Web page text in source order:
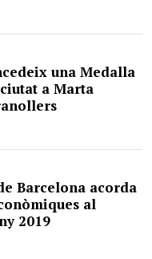
una Medalla
a Marta
Barcelona acorda
al
2019